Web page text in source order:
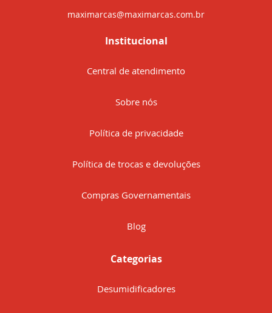
maximarcas@maximarcas.com.br
Institucional
Central de atendimento
Sobre nós
Política de privacidade
Política de trocas e devoluções
Compras Governamentais
Blog
Categorias
Desumidificadores